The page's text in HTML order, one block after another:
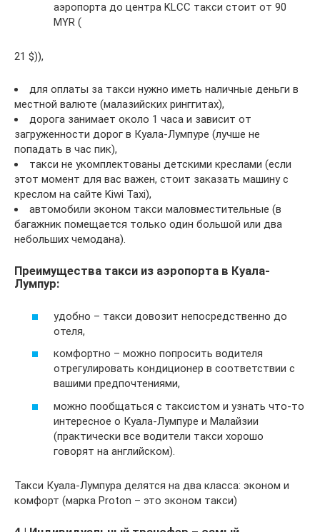
аэропорта до центра KLCC такси стоит от 90
MYR (
21 $)),
для оплаты за такси нужно иметь наличные деньги в
местной валюте (малазийских ринггитах),
дорога занимает около 1 часа и зависит от
загруженности дорог в Куала-Лумпуре (лучше не
попадать в час пик),
такси не укомплектованы детскими креслами (если
этот момент для вас важен, стоит заказать машину с
креслом на сайте Kiwi Taxi),
автомобили эконом такси маловместительные (в
багажник помещается только один большой или два
небольших чемодана).
Преимущества такси из аэропорта в Куала-
Лумпур:
удобно – такси довозит непосредственно до
отеля,
комфортно – можно попросить водителя
отрегулировать кондиционер в соответствии с
вашими предпочтениями,
можно пообщаться с таксистом и узнать что-то
интересное о Куала-Лумпуре и Малайзии
(практически все водители такси хорошо
говорят на английском).
Такси Куала-Лумпура делятся на два класса: эконом и
комфорт (марка Proton – это эконом такси)